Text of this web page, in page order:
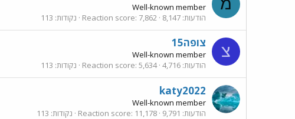
Well-known member
הודעות 8,147
Reaction score 7,862 נקודות 113
צ צופה15
Well-known member
הודעות 4,716
Reaction score 5,634 נקודות 113
katy2022
Well-known member
הודעות 9,791
Reaction score 11,178 נקודות 113